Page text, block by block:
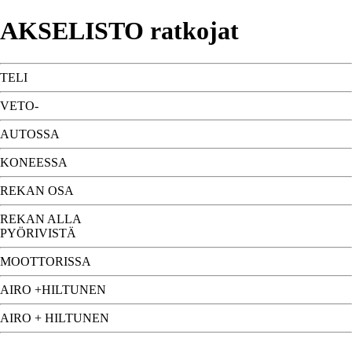
AKSELISTO ratkojat
TELI
VETO-
AUTOSSA
KONEESSA
REKAN OSA
REKAN ALLA
PYÖRIVISTÄ
MOOTTORISSA
AIRO +HILTUNEN
AIRO + HILTUNEN